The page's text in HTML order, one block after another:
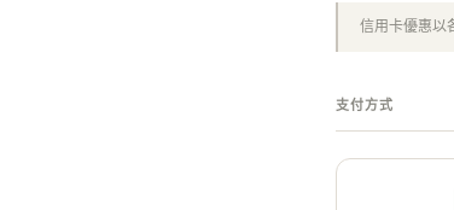
信用卡優惠以
支付方式